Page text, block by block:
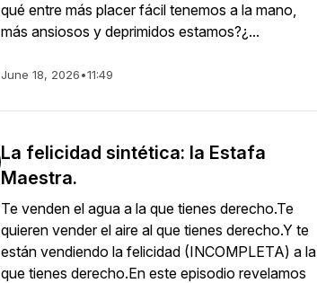
qué entre más placer fácil tenemos a la mano,
más ansiosos y deprimidos estamos?¿...
June 18, 2026•11:49
La felicidad sintética: la Estafa
Maestra.
Te venden el agua a la que tienes derecho.Te
quieren vender el aire al que tienes derecho.Y te
están vendiendo la felicidad (INCOMPLETA) a la
que tienes derecho.En este episodio revelamos